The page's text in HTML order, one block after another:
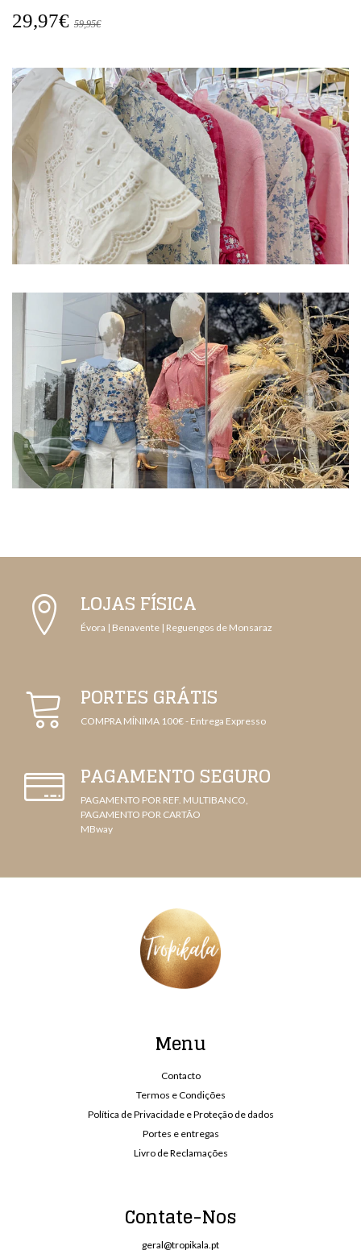
29,97€ 59,95€
LOJAS FÍSICA
Évora | Benavente | Reguengos de Monsaraz
PORTES GRÁTIS
COMPRA MÍNIMA 100€ - Entrega Expresso
PAGAMENTO SEGURO
PAGAMENTO POR REF. MULTIBANCO,
PAGAMENTO POR CARTÃO
MBway
Menu
Contacto
Termos e Condições
Política de Privacidade e Proteção de dados
Portes e entregas
Livro de Reclamações
Contate-Nos
geral@tropikala.pt